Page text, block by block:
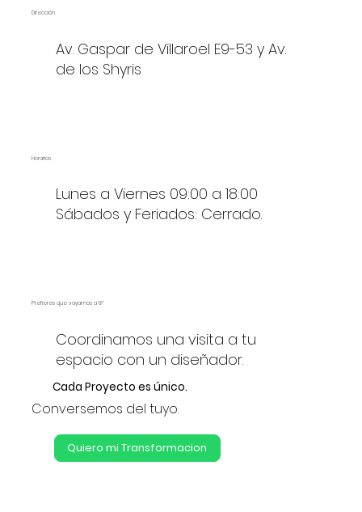
Dirección
Av. Gaspar de Villaroel E9-53 y Av.
de los Shyris
Horarios
Lunes a Viernes 09:00 a 18:00
Sábados y Feriados: Cerrado.
Prefieres que vayamos a ti?
Coordinamos una visita a tu
espacio con un diseñador.
Cada Proyecto es único.
Conversemos del tuyo.
Quiero mi Transformacion